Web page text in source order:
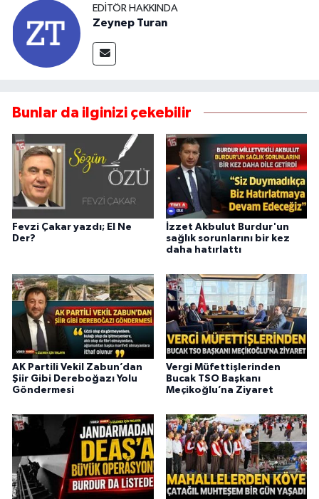
EDITÖR HAKKINDA
Zeynep Turan
Bunlar da ilginizi çekebilir
Fevzi Çakar yazdı; El Ne
Der?
İzzet Akbulut Burdur'un
sağlık sorunlarını bir kez
daha hatırlattı
AK Partili Vekil Zabun’dan
Şiir Gibi Dereboğazı Yolu
Göndermesi
Vergi Müfettişlerinden
Bucak TSO Başkanı
Meçikoğlu’na Ziyaret